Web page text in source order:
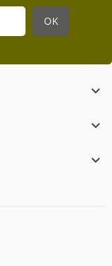


